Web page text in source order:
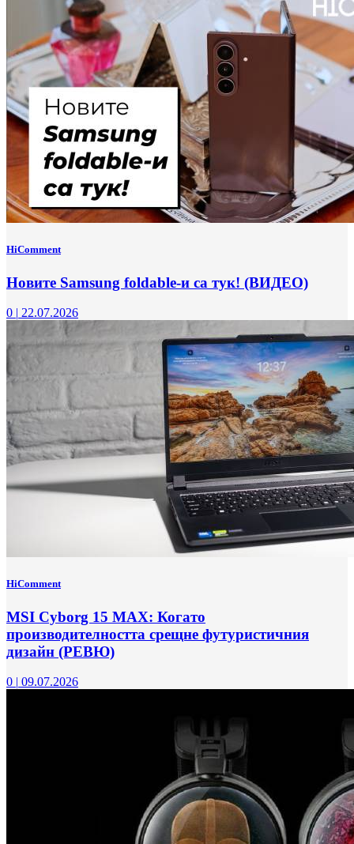
HiComment
Новите Samsung foldable-и са тук! (ВИДЕО)
0 | 22.07.2026
HiComment
MSI Cyborg 15 MAX: Когато
производителността срещне футуристичния
дизайн (РЕВЮ)
0 | 09.07.2026